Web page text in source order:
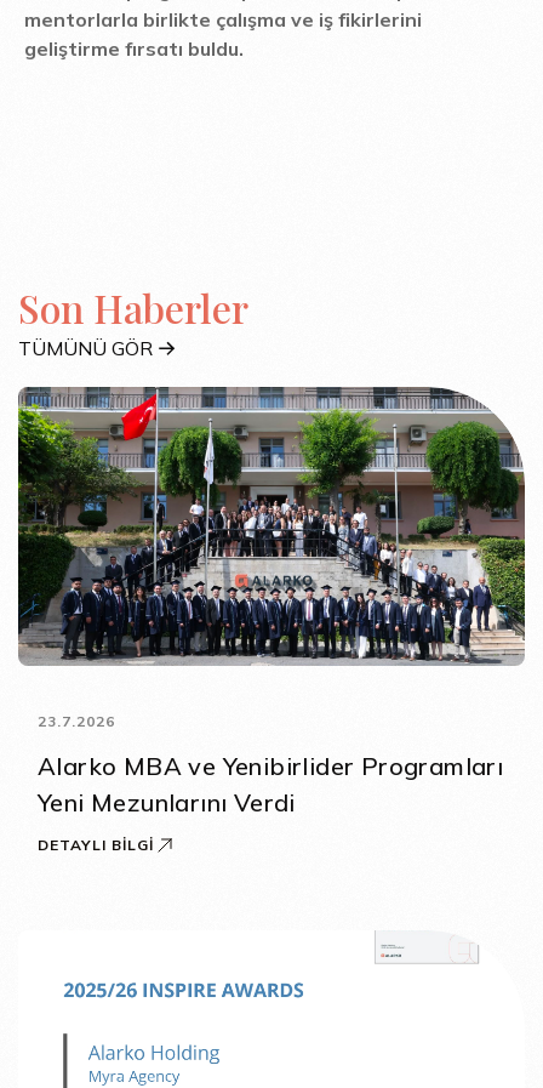
mentorlarla birlikte çalışma ve iş fikirlerini
geliştirme fırsatı buldu.
Son Haberler
TÜMÜNÜ GÖR
23.7.2026
Alarko MBA ve Yenibirlider Programları
Yeni Mezunlarını Verdi
DETAYLI BILGI